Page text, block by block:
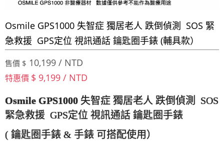
Osmile GPS1000 失智症 獨居老人 跌倒偵測 SOS 緊
急救援 GPS定位 視訊通話 鑰匙圈手錶 (輔具款）
售價 $ 10,199 / NTD
特惠價 $ 9,199 / NTD
Osmile GPS1000 失智症 獨居老人 跌倒偵測 SOS
緊急救援 GPS定位 視訊通話 鑰匙圈手錶
( 鑰匙圈手錶 & 手錶 可搭配使用）